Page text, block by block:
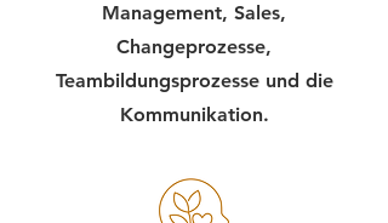
Management, Sales,
Changeprozesse,
Teambildungsprozesse und die
Kommunikation.